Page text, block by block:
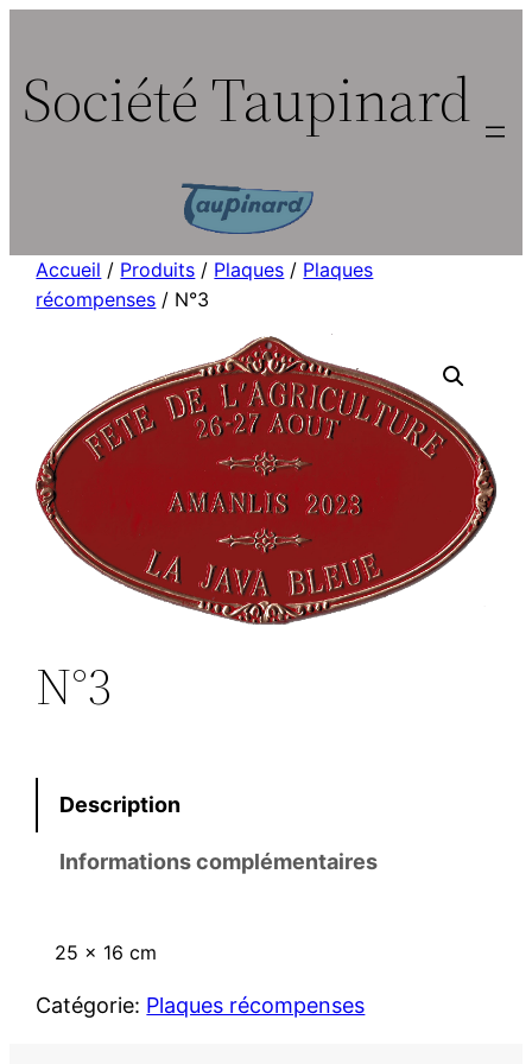
contenu
Société Taupinard
Accueil / Produits / Plaques / Plaques
récompenses / N°3
N°3
Description
Informations complémentaires
25 x 16 cm
Catégorie: Plaques récompenses